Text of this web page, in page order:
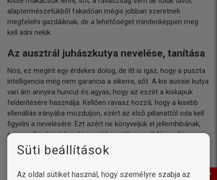
alaptermészetükből fakadóan mégis jobban szeretnek
megfelelni gazdáiknak, de a lehetőséget mindenképpen meg
kell adni nekik.
Az ausztrál juhászkutya nevelése, tanítása
Nos, ez megint egy érdekes dolog, de itt is igaz, hogy a puszta
intelligencia még nem garancia a sikerre, sőt. A kis aussie kutya
van ám annyira huncut és agyas, hogy az eszét a kiskapuk
felderítésére használja. Kellően ravasz hozzá, hogy a kisebb
ellenállás irányába mozduljon, ezért az első pillanattól oda kell
figyelni a nevelésére. Ezt azért ne könyveljük el jellemhibának,
egyszerűen kicsit karakteresebb az átlagosnál. Ha pedig ez a
karakteresség intelligenciával és némi huncut ravaszsággal
párosul és nem szabunk gátat remek ötleteinek, akkor bizony
simán kikerülni.
Süti beállítások
Az oldal sütiket használ, hogy személyre szabja az